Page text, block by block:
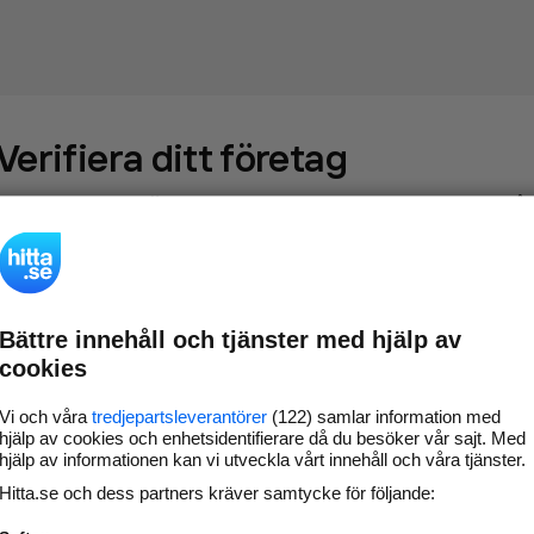
ditt företag
som69 530företag - ta kontroll över din företagssida på
hitta.se och syns bättre mot kunder i ditt närområde. Helt
kostnadsfritt.
Uppdatera din
företagsinformation
Svara på och hantera dina
Gå vidare
Bättre innehåll och tjänster med hjälp av
cookies
Vi och våra tredjepartsleverantörer (122) samlar information med
hjälp av cookies och enhetsidentifierare då du besöker vår sajt. Med
hjälp av informationen kan vi utveckla vårt innehåll och våra tjänster.
Hitta.se och dess partners kräver samtycke för följande: